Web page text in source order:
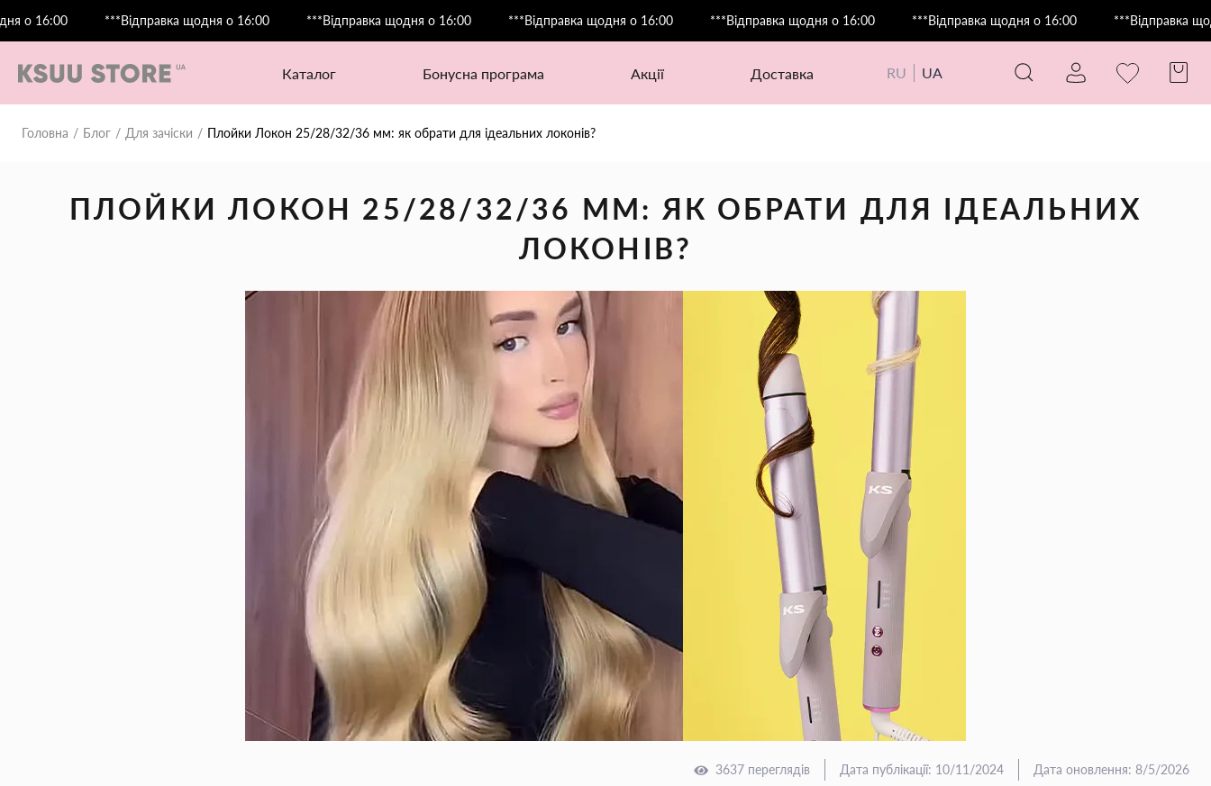
***Відправка щодня о 16:00 ***Відправка щодня о 16:00 ***Відправка щодня о 16:00 ***Відправка щодня о 16:00 ***Відправка щодня о 16:00 ***Відправка щодня о
каталог бонусна програма акції доставка RU UA
Головна Блог Для зачіски Плойки Локон 25/28/32/36 мм: як обрати для ідеальних локонів?
ПЛОЙКИ ЛОКОН 25/28/32/36 ММ: ЯК ОБРАТИ ДЛЯ ІДЕАЛЬНИХ
ЛОКОНІВ?
3637 переглядів Дата публікації: 10/11/2024 Дата оновлення: 8/5/2026